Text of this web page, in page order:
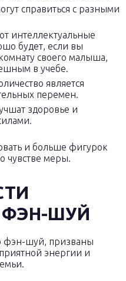
справиться с разными
интеллектуальные
будет, если вы
своего малыша,
в учебе.
является
перемен.
здоровье и
и больше фигурок
чувстве меры.
ФЭН-ШУЙ
фэн-шуй, призваны
энергии и